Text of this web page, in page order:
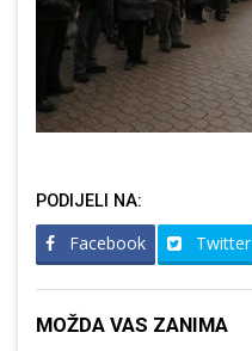
PODIJELI NA:
Facebook Twitter
MOŽDA VAS ZANIMA